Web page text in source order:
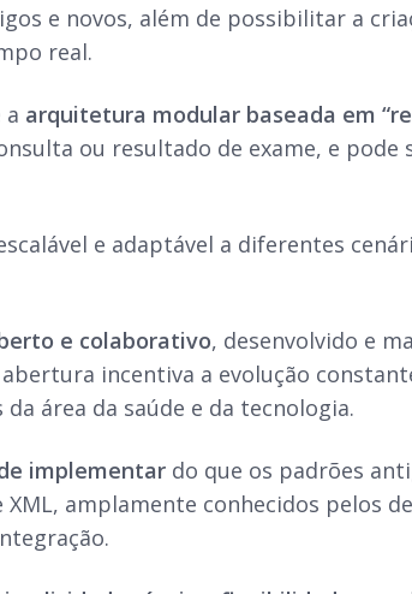
e novos, além de possibilitar a
real.
a arquitetura modular baseada em
ou resultado de exame, e
e adaptável a diferentes
e colaborativo, desenvolvido e
abertura incentiva a evolução
área da saúde e da tecnologia.
implementar do que os padrões
amplamente conhecidos pelos